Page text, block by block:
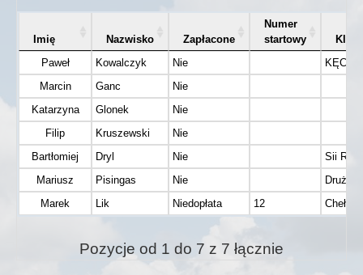
Imię Nazwisko Zapłacone
Numer
startowy
Klub
Paweł
Kowalczyk Nie
Marcin
Ganc
Nie
Katarzyna
Glonek
Nie
Filip
Kruszewski
Nie
Bartłomiej
Dryl Nie
Sii
Mariusz
Pisingas Nie
Marek
Lik Niedopłata 12 Chełm
Pozycje od 1 do 7 z 7 łącznie